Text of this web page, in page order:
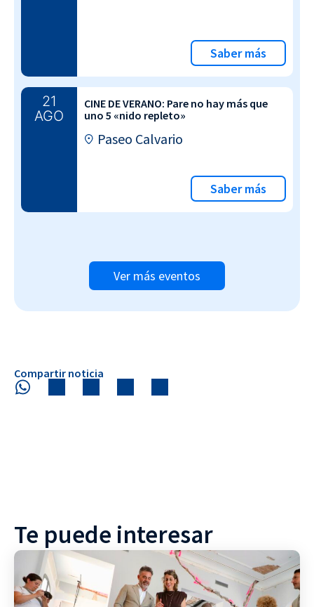
Saber más
21
AGO
CINE DE VERANO: Pare no hay más que
uno 5 «nido repleto»
Paseo Calvario
Saber más
Ver más eventos
Compartir noticia
Te puede interesar